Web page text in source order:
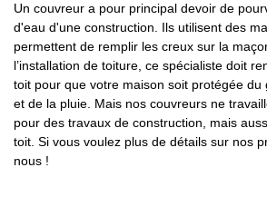
Un couvreur a pour principal devoir de
d'eau d'une construction. Ils utilisent des
permettent de remplir les creux sur la
l’installation de toiture, ce spécialiste doit
toit pour que votre maison soit protégée du
et de la pluie. Mais nos couvreurs ne
pour des travaux de construction, mais
toit. Si vous voulez plus de détails sur nos
nous !